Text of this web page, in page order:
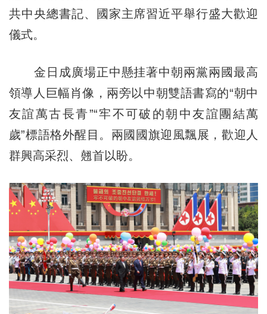
共中央總書記、國家主席習近平舉行盛大歡迎
儀式。
金日成廣場正中懸挂著中朝兩黨兩國最高
領導人巨幅肖像，兩旁以中朝雙語書寫的“朝中
友誼萬古長青”“牢不可破的朝中友誼團結萬
歲”標語格外醒目。兩國國旗迎風飄展，歡迎人
群興高采烈、翹首以盼。